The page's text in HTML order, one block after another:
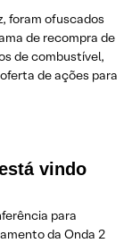
foram ofuscados
de recompra de
de combustível,
de ações para
vindo
para
da Onda 2